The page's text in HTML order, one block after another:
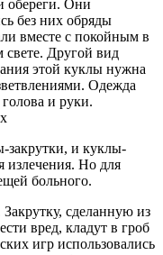
обереги. Они
без них обряды
вместе с покойным в
свете. Другой вид
этой куклы нужна
Одежда
голова и руки.
закрутки, и куклы-
излечения. Но для
больного.
сделанную из
вред, кладут в гроб
игр использовались